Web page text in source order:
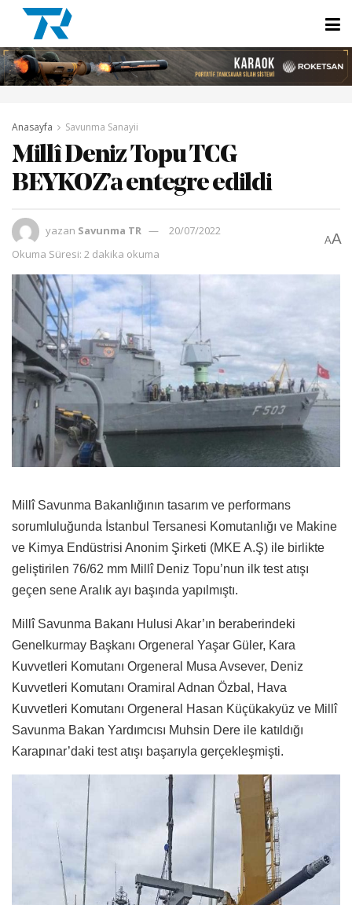
Anasayfa Savunma Sanayii
Millî Deniz Topu TCG
BEYKOZ’a entegre edildi
yazan Savunma TR
20/07/2022
Okuma Süresi: 2 dakika okuma
AA
Millî Savunma Bakanlığının tasarım ve performans
sorumluluğunda İstanbul Tersanesi Komutanlığı ve Makine
ve Kimya Endüstrisi Anonim Şirketi (MKE A.Ş) ile birlikte
geliştirilen 76/62 mm Millî Deniz Topu’nun ilk test atışı
geçen sene Aralık ayı başında yapılmıştı.
Millî Savunma Bakanı Hulusi Akar’ın beraberindeki
Genelkurmay Başkanı Orgeneral Yaşar Güler, Kara
Kuvvetleri Komutanı Orgeneral Musa Avsever, Deniz
Kuvvetleri Komutanı Oramiral Adnan Özbal, Hava
Kuvvetleri Komutanı Orgeneral Hasan Küçükakyüz ve Millî
Savunma Bakan Yardımcısı Muhsin Dere ile katıldığı
Karapınar’daki test atışı başarıyla gerçekleşmişti.